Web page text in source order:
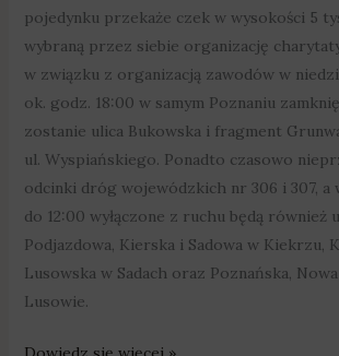
pojedynku przekaże czek w wysokości 5
wybraną przez siebie organizację
w związku z organizacją zawodów w
ok. godz. 18:00 w samym Poznaniu
zostanie ulica Bukowska i fragment
ul. Wyspiańskiego. Ponadto czasowo
odcinki dróg wojewódzkich nr 306 i 307, a
do 12:00 wyłączone z ruchu będą również
Podjazdowa, Kierska i Sadowa w Kiekrzu,
Lusowska w Sadach oraz Poznańska,
Lusowie.